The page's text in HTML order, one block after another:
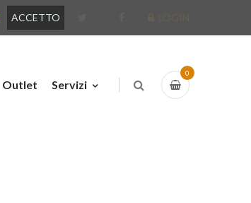
Outlet Servizi
0
ACCETTO